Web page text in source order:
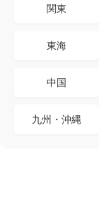
関東
東海
中国
九州・沖縄